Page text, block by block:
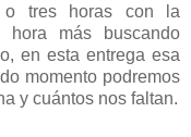
o tres horas con la
hora más buscando
en esta entrega esa
momento podremos
y cuántos nos faltan.